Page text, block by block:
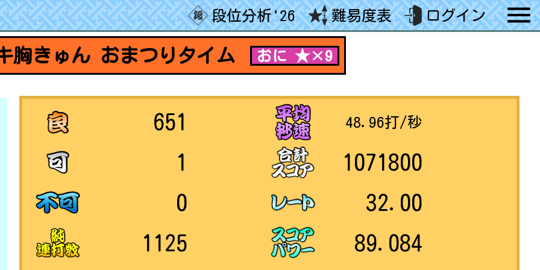
段位分析'26 難易度表 ログイン
胸きゅん おまつりタイム おに ★×9
651
1
0
1125
48.96打/秒
1071800
32.00
89.084